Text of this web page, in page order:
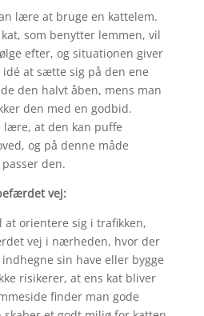
lære at bruge en kattelem.
som benytter lemmen, vil
efter, og situationen giver
idé at sætte sig på den ene
den halvt åben, mens man
den med en godbid.
lære, at den kan puffe
og på denne måde
den.
vej:
at orientere sig i trafikken,
vej i nærheden, hvor der
sin have eller bygge
risikerer, at ens kat bliver
finder man gode